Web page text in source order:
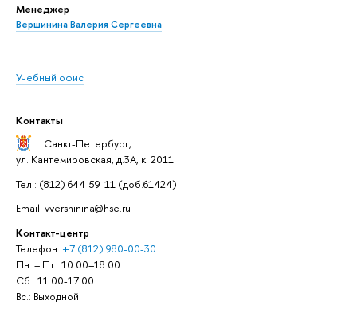
Менеджер
Вершинина Валерия Сергеевна
Учебный офис
Контакты
г. Санкт-Петербург,
ул. Кантемировская, д.3А, к. 2011
Тел.: (812) 644-59-11 (доб.61424)
Email: vvershinina@hse.ru
Контакт-центр
Телефон: +7 (812) 980-00-30
Пн. – Пт.: 10:00–18:00
Сб.: 11:00-17:00
Вс.: Выходной